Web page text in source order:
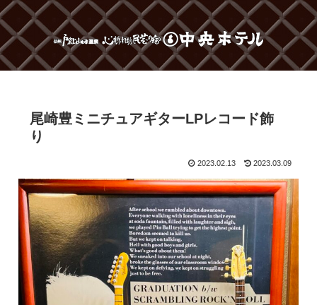
尾崎豊ミニチュアギターLPレコード飾
り
2023.02.13 2023.03.09